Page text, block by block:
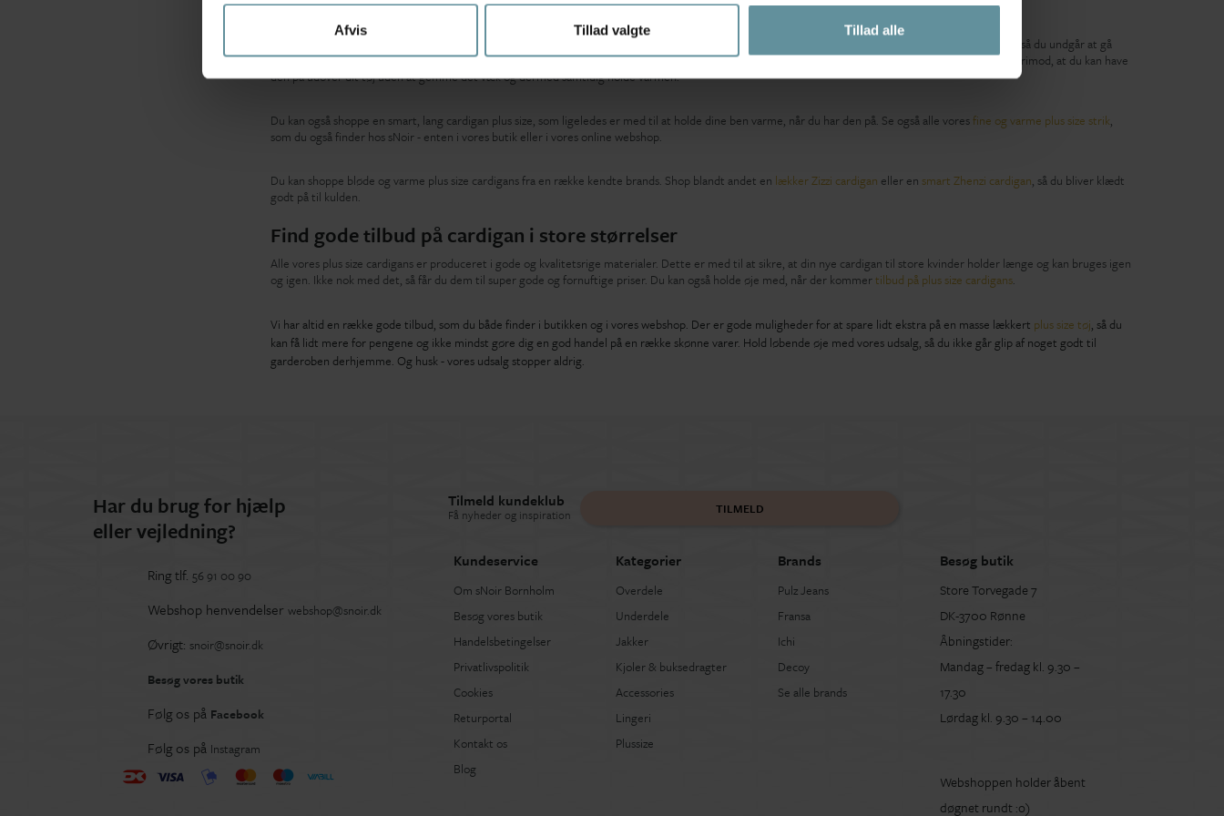
Afvis Tillad valgte Tillad alle
Plus size cardigan der kan holde dig varm
En cardigan til store kvinder er nem og enkel at tage på, når du fryser lidt om armene. Det er et stykke tøj, der kan varme dig, når der er brug for det, så du undgår at gå
rundt og fryse. Med en plus size cardigan i store størrelser risikerer du heller ikke at dække det outfit, du har på indenunder. Den åbne funktion gør derimod, at du kan have
den på udover dit tøj uden at gemme det væk og dermed samtidig holde varmen.
Du kan også shoppe en smart, lang cardigan plus size, som ligeledes er med til at holde dine ben varme, når du har den på. Se også alle voresfine og varme plus size strik,
som du også finder hos sNoir - enten i vores butik eller i vores online webshop.
Du kan shoppe bløde og varme plus size cardigans fra en række kendte brands. Shop blandt andet en lækker Zizzi cardigan eller en smart Zhenzi cardigan, så du bliver klædt
godt på til kulden.
Find gode tilbud på cardigan i store størrelser
Alle vores plus size cardigans er produceret i gode og kvalitetsrige materialer. Dette er med til at sikre, at din nye cardigan til store kvinder holder længe og kan bruges igen
og igen. Ikke nok med det, så får du dem til super gode og fornuftige priser. Du kan også holde øje med, når der kommertilbud på plus size cardigans.
Vi har altid en række gode tilbud, som du både finder i butikken og i vores webshop. Der er gode muligheder for at spare lidt ekstra på en masse lækkert plus size tøj, så du
kan få lidt mere for pengene og ikke mindst gøre dig en god handel på en række skønne varer. Hold løbende øje med vores udsalg, så du ikke går glip af noget godt til
garderoben derhjemme. Og husk - vores udsalg stopper aldrig.
Har du brug for hjælp
eller vejledning?
Tilmeld kundeklub
Få nyheder og inspiration TILMELD
Ring tlf. 56 91 00 90
Webshop henvendelser webshop@snoir.dk
Øvrigt: snoir@snoir.dk
Besøg vores butik
Følg os på Facebook
Følg os på Instagram
Kundeservice
Om sNoir Bornholm
Besøg vores butik
Handelsbetingelser
Privatlivspolitik
Cookies
Returportal
Kontakt os
Blog
Kategorier
Overdele
Underdele
Jakker
Kjoler & buksedragter
Accessories
Lingeri
Plussize
Brands
Pulz Jeans
Fransa
Ichi
Decoy
Se alle brands
Besøg butik
Store Torvegade 7
DK-3700 Rønne
Åbningstider:
Mandag – fredag kl. 9.30 –
17.30
Lørdag kl. 9.30 – 14.00
Webshoppen holder åbent
døgnet rundt :o)